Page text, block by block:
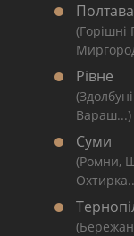
Полтава
(Горішні
Рівне
Вараш...)
Суми
(Ромни,